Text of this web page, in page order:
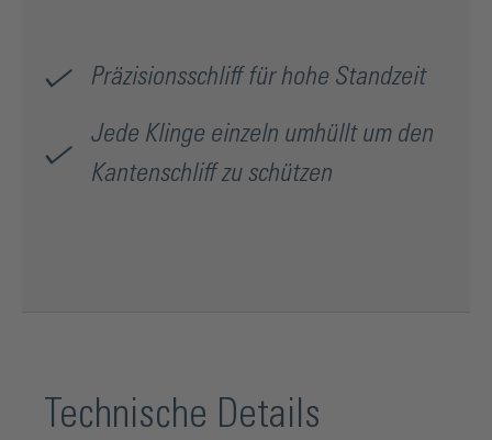
Präzisionsschliff für hohe Standzeit
Jede Klinge einzeln umhüllt um den
Kantenschliff zu schützen
Technische Details